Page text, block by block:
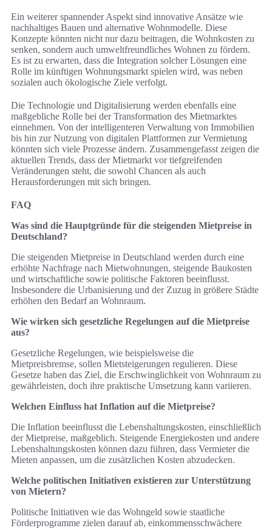
Ein weiterer spannender Aspekt sind innovative Ansätze wie
nachhaltiges Bauen und alternative Wohnmodelle. Diese
Konzepte könnten nicht nur dazu beitragen, die Wohnkosten zu
senken, sondern auch umweltfreundliches Wohnen zu fördern.
Es ist zu erwarten, dass die Integration solcher Lösungen eine
Rolle im künftigen Wohnungsmarkt spielen wird, was neben
sozialen auch ökologische Ziele verfolgt.
Die Technologie und Digitalisierung werden ebenfalls eine
maßgebliche Rolle bei der Transformation des Mietmarktes
einnehmen. Von der intelligenteren Verwaltung von Immobilien
bis hin zur Nutzung von digitalen Plattformen zur Vermietung
könnten sich viele Prozesse ändern. Zusammengefasst zeigen die
aktuellen Trends, dass der Mietmarkt vor tiefgreifenden
Veränderungen steht, die sowohl Chancen als auch
Herausforderungen mit sich bringen.
FAQ
Was sind die Hauptgründe für die steigenden Mietpreise in
Deutschland?
Die steigenden Mietpreise in Deutschland werden durch eine
erhöhte Nachfrage nach Mietwohnungen, steigende Baukosten
und wirtschaftliche sowie politische Faktoren beeinflusst.
Insbesondere die Urbanisierung und der Zuzug in größere Städte
erhöhen den Bedarf an Wohnraum.
Wie wirken sich gesetzliche Regelungen auf die Mietpreise
aus?
Gesetzliche Regelungen, wie beispielsweise die
Mietpreisbremse, sollen Mietsteigerungen regulieren. Diese
Gesetze haben das Ziel, die Erschwinglichkeit von Wohnraum zu
gewährleisten, doch ihre praktische Umsetzung kann variieren.
Welchen Einfluss hat Inflation auf die Mietpreise?
Die Inflation beeinflusst die Lebenshaltungskosten, einschließlich
der Mietpreise, maßgeblich. Steigende Energiekosten und andere
Lebenshaltungskosten können dazu führen, dass Vermieter die
Mieten anpassen, um die zusätzlichen Kosten abzudecken.
Welche politischen Initiativen existieren zur Unterstützung
von Mietern?
Politische Initiativen wie das Wohngeld sowie staatliche
Förderprogramme zielen darauf ab, einkommensschwächere